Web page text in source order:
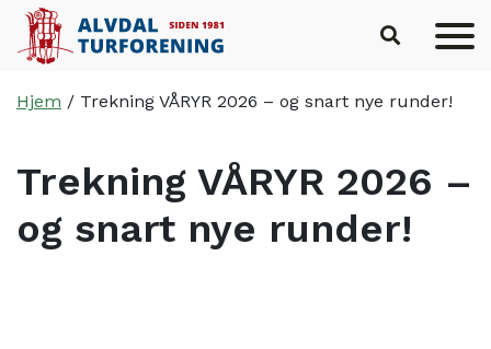
Hjem / Trekning VÅRYR 2026 – og snart nye runder!
Trekning VÅRYR 2026 –
og snart nye runder!